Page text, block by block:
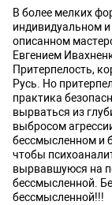
В более мелких
индивидуальном
описанном
Евгением
Притерпелость,
Русь. Но
практика
вырваться из
выбросом
бессмысленном и
чтобы
вырвавшуюся на
бессмысленной.
бессмысленной!!!